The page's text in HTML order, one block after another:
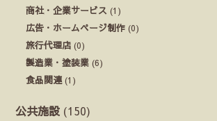
商社・企業サービス (1)
広告・ホームページ制作 (0)
旅行代理店 (0)
製造業・塗装業 (6)
食品関連 (1)
公共施設 (150)